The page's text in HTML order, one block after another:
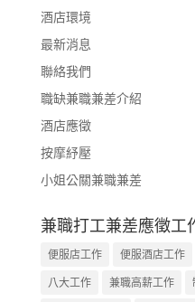
酒店環境
最新消息
聯絡我們
職缺兼職兼差介紹
酒店應徵
按摩紓壓
小姐公關兼職兼差
兼職打工兼差應徵工
便服店工作 便服酒店工作
八大工作
兼職高薪工作